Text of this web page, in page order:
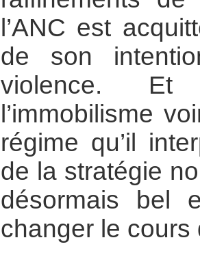
l’ANC est
de son
violence. Et
l’immobilisme
régime qu’il
de la stratégie
désormais bel
changer le cours